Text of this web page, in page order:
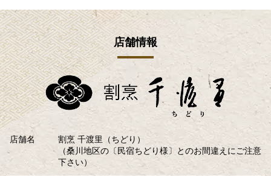
店舗情報
店舗名
割烹 千渡里（ちどり）
（桑川地区の〔民宿ちどり様〕とのお間違えにご注意
下さい）